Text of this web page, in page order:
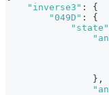
"inverse3" :
{
"049D" :
{
"state"
} ,